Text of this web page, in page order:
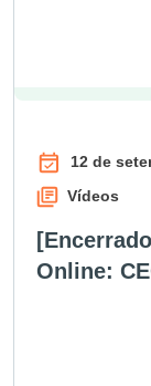
12 de
Vídeos
Online: